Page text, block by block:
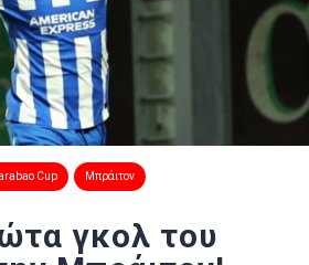
Cup Μπράιτον
γκολ του